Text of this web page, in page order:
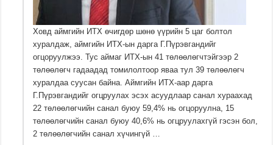
Ховд аймгийн ИТХ өчигдөр шөнө үүрийн 5 цаг болтол
хуралдаж, аймгийн ИТХ-ын дарга Г.Пүрэвгандийг
огцоруулжээ. Тус аймаг ИТХ-ын 41 төлөөлөгчтэйгээр 2
төлөөлөгч гадаадад томилолтоор яваа тул 39 төлөөлөгч
хуралдаа суусан байна. Аймгийн ИТХ-аар дарга
Г.Пүрэвгандийг огцруулах эсэх асуудлаар санал хураахад
22 төлөөлөгчийн санал буюу 59,4% нь огцоруулна, 15
төлөөлөгчийн санал буюу 40,6% нь огцруулахгүй гэсэн бол,
2 төлөөлөгчийн санал хүчингүй …